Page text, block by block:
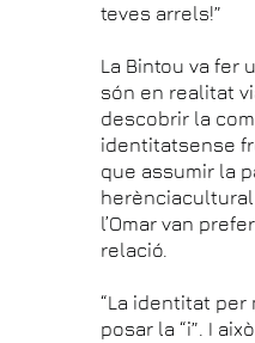
teves arrels!”
La Bintou va fer
són en realitat
descobrir la
identitatsense
que assumir la
l’Omar van
relació.
“La identitat per
posar la “i”. I